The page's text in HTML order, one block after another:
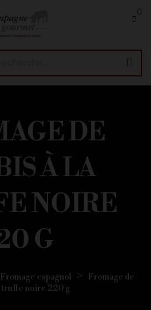
DE
À LA
NOIRE
G
Fromage espagnol
Fromage de
truffe noire 220 g